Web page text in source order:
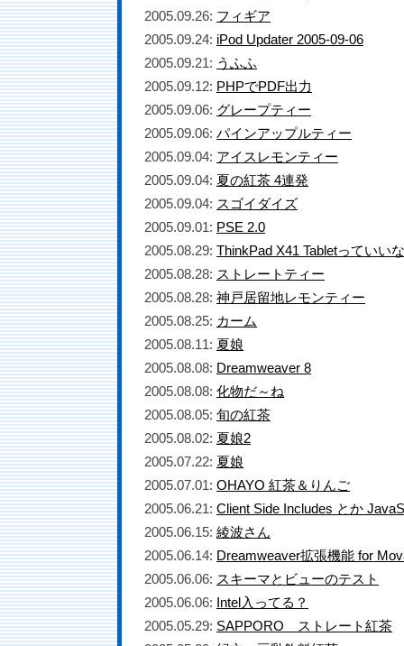
2005.09.26: フィギア
2005.09.24: iPod Updater 2005-09-06
2005.09.21: うふふ
2005.09.12: PHPでPDF出力
2005.09.06: グレープティー
2005.09.06: パインアップルティー
2005.09.04: アイスレモンティー
2005.09.04: 夏の紅茶 4連発
2005.09.04: スゴイダイズ
2005.09.01: PSE 2.0
2005.08.29: ThinkPad X41 Tabletっていい
2005.08.28: ストレートティー
2005.08.28: 神戸居留地レモンティー
2005.08.25: カーム
2005.08.11: 夏娘
2005.08.08: Dreamweaver 8
2005.08.08: 化物だ～ね
2005.08.05: 旬の紅茶
2005.08.02: 夏娘2
2005.07.22: 夏娘
2005.07.01: OHAYO 紅茶＆りんご
2005.06.21: Client Side Includes とか
2005.06.15: 綾波さん
2005.06.14: Dreamweaver拡張機能 for
2005.06.06: スキーマとビューのテスト
2005.06.06: Intel入ってる？
2005.05.29: SAPPORO ストレート紅茶